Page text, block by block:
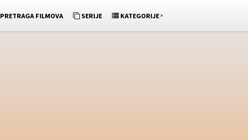
PRETRAGA FILMOVA SERIJE KATEGORIJE»